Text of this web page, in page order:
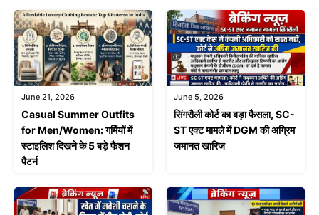
June 21, 2026
Casual Summer Outfits
for Men/Women: गर्मियों में
स्टाइलिश दिखने के 5 बड़े फैशन
पैटर्न
June 5, 2026
सिंगरौली कोर्ट का बड़ा फैसला, SC-
ST एक्ट मामले में DGM की अग्रिम
जमानत खारिज